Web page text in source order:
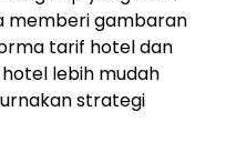
memberi gambaran
tarif hotel dan
lebih mudah
strategi